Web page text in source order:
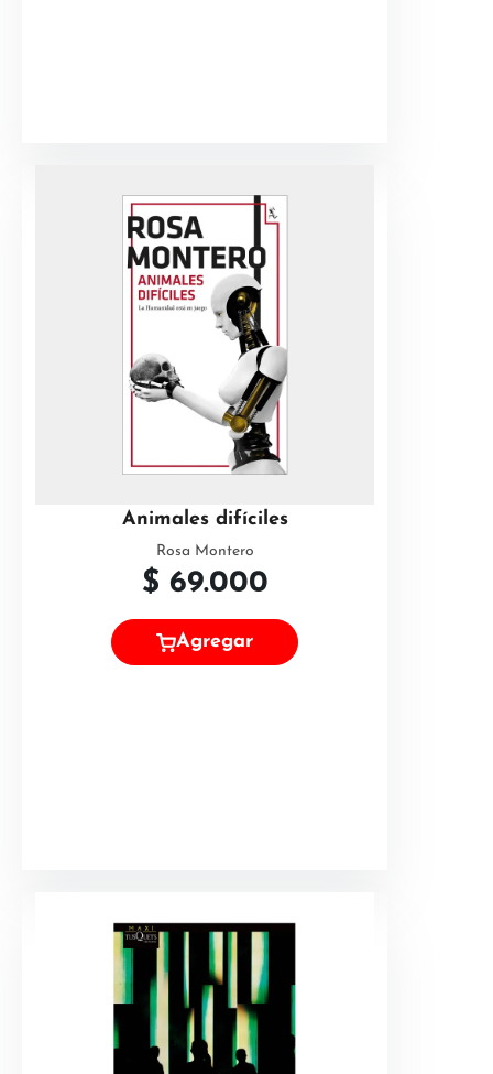
Animales difíciles
Rosa Montero
$ 69.000
Agregar